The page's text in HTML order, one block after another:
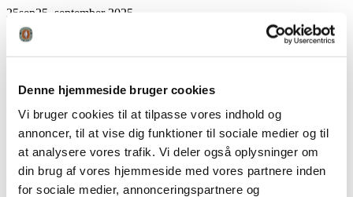
Denne hjemmeside bruger cookies
Vi bruger cookies til at tilpasse vores indhold og
annoncer, til at vise dig funktioner til sociale medier og til
at analysere vores trafik. Vi deler også oplysninger om
din brug af vores hjemmeside med vores partnere inden
for sociale medier, annonceringspartnere og
25sep25. september 2025
Vildtforvaltningsrådet behandler sagen om climbers
bl.a. sagen om, hvorvidt climbers, hang-ons og saddles kan tillades...
19. september 2025
Film release: Skud til det store hjortevildt – med bue